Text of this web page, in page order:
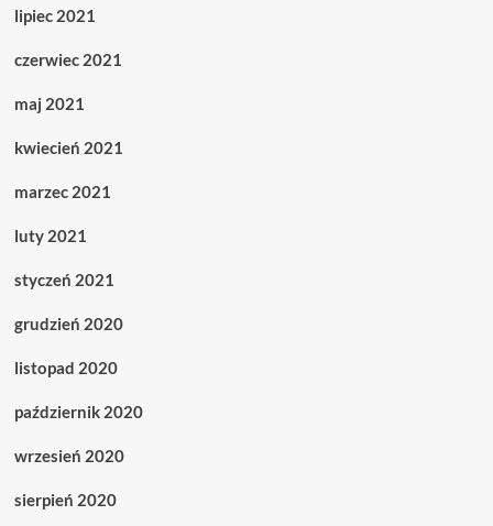
lipiec 2021
czerwiec 2021
maj 2021
kwiecień 2021
marzec 2021
luty 2021
styczeń 2021
grudzień 2020
listopad 2020
październik 2020
wrzesień 2020
sierpień 2020